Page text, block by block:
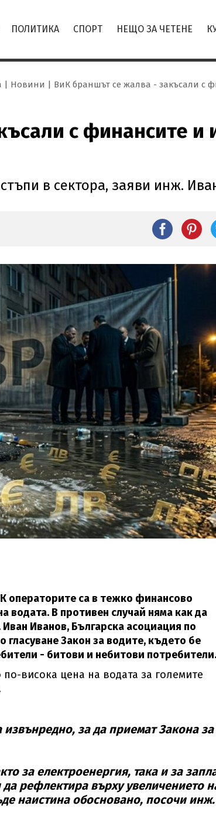
ПОЛИТИКА СПОРТ НЕЩО ЗА ЧЕТЕНЕ
Новини ВиК браншът се жалва - закъсали с
с финансите и
в сектора, заяви инж.
операторите са в тежко финансово
водата. В противен случай няма как да
Иванов, Българска асоциация по
Закон за водите, където бе
- битови и небитови потребители.
висока цена на водата за големите
за да приемат Закона за
за електроенергия, така и за
рефлектира върху увеличението
наистина обосновано, посочи инж.